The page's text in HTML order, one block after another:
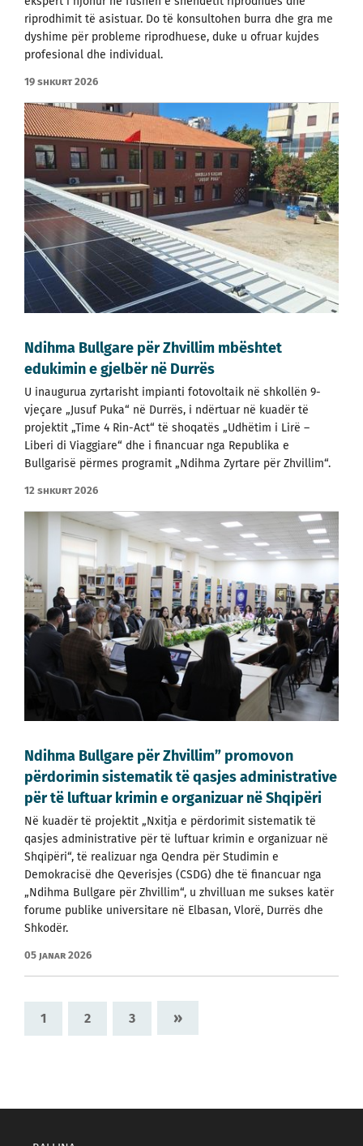
riprodhimit të asistuar. Do të konsultohen burra dhe gra me
dyshime për probleme riprodhuese, duke u ofruar kujdes
profesional dhe individual.
19 shkurt 2026
Ndihma Bullgare për Zhvillim mbështet
edukimin e gjelbër në Durrës
U inaugurua zyrtarisht impianti fotovoltaik në shkollën 9-
vjeçare „Jusuf Puka“ në Durrës, i ndërtuar në kuadër të
projektit „Time 4 Rin-Act“ të shoqatës „Udhëtim i Lirë –
Liberi di Viaggiare“ dhe i financuar nga Republika e
Bullgarisë përmes programit „Ndihma Zyrtare për Zhvillim“.
12 shkurt 2026
Ndihma Bullgare për Zhvillim” promovon
përdorimin sistematik të qasjes administrative
për të luftuar krimin e organizuar në Shqipëri
Në kuadër të projektit „Nxitja e përdorimit sistematik të
qasjes administrative për të luftuar krimin e organizuar në
Shqipëri“, të realizuar nga Qendra për Studimin e
Demokracisë dhe Qeverisjes (CSDG) dhe të financuar nga
„Ndihma Bullgare për Zhvillim“, u zhvilluan me sukses katër
forume publike universitare në Elbasan, Vlorë, Durrës dhe
Shkodër.
05 janar 2026
1 2 3 »